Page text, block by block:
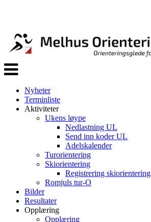
Veksle
navigasjon
Nyheter
Terminliste
Aktiviteter
Ukens løype
Nedlastning UL
Send inn koder UL
Adelskalender
Turorientering
Skiorientering
Registrering skiorientering
Romjuls tur-O
Bilder
Resultater
Opplæring
Opplæring